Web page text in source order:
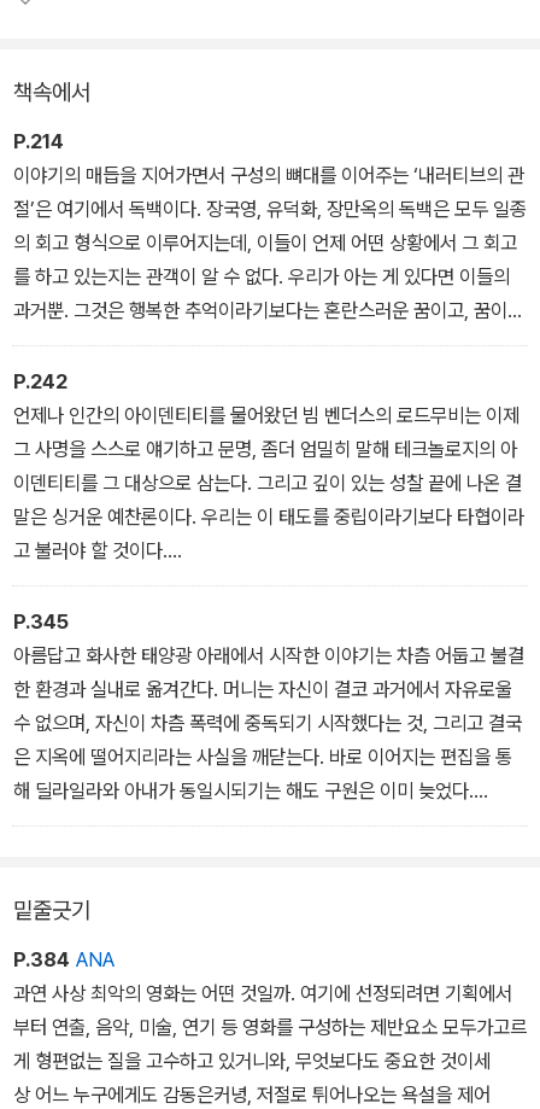
〈아이다호〉〈양들의 침묵〉〈아비정전〉 등의 걸작으로 손꼽히는 작품뿐
아니라 상대적으로 소외되었던 B무비(〈어딕션〉〈세컨드〉〈토마토 공
격대〉)나 장르영화(〈로보캅〉〈공포의 계단〉〈용서받지 못한 자〉)까지
섭렵해, 독자적인 시각으로 재평가했다. 박찬욱 감독이 좋아하고 존
경하는 영화, 더 나아가 영화 장르 전체에 바치는 ‘오마주hommag
e’라 할 수 있는 책이다.
책속에서
P.214
이야기의 매듭을 지어가면서 구성의 뼈대를 이어주는 ‘내러티브의 관
절’은 여기에서 독백이다. 장국영, 유덕화, 장만옥의 독백은 모두 일종
의 회고 형식으로 이루어지는데, 이들이 언제 어떤 상황에서 그 회고
를 하고 있는지는 관객이 알 수 없다. 우리가 아는 게 있다면 이들의
과거뿐. 그것은 행복한 추억이라기보다는 혼란스러운 꿈이고, 꿈이되
악몽이라기에는 아름답고, 길몽이라기에는 우울한 꿈……. 〈아비정
전〉은 수수께끼의 미몽迷夢이다.
―「홍콩보다 낯선 곳을 향해 가는 미스터리 트레인┃아비정전」 중에
서
P.242
언제나 인간의 아이덴티티를 물어왔던 빔 벤더스의 로드무비는 이제
그 사명을 스스로 얘기하고 문명, 좀더 엄밀히 말해 테크놀로지의 아
이덴티티를 그 대상으로 삼는다. 그리고 깊이 있는 성찰 끝에 나온 결
말은 싱거운 예찬론이다. 우리는 이 태도를 중립이라기보다 타협이라
고 불러야 할 것이다.
―「80일간의 세계일주┃이 세상 끝까지」 중에서
P.345
아름답고 화사한 태양광 아래에서 시작한 이야기는 차츰 어둡고 불결
한 환경과 실내로 옮겨간다. 머니는 자신이 결코 과거에서 자유로울
수 없으며, 자신이 차츰 폭력에 중독되기 시작했다는 것, 그리고 결국
은 지옥에 떨어지리라는 사실을 깨닫는다. 바로 이어지는 편집을 통
해 딜라일라와 아내가 동일시되기는 해도 구원은 이미 늦었다.
―「프롬 헬┃용서받지 못한 자」 중에서
밑줄긋기
P.384 ANA
과연 사상 최악의 영화는 어떤 것일까. 여기에 선정되려면 기획에서
부터 연출, 음악, 미술, 연기 등 영화를 구성하는 제반요소 모두가고르
게 형편없는 질을 고수하고 있거니와, 무엇보다도 중요한 것이세
상 어느 누구에게도 감동은커녕, 저절로 튀어나오는 욕설을 제어